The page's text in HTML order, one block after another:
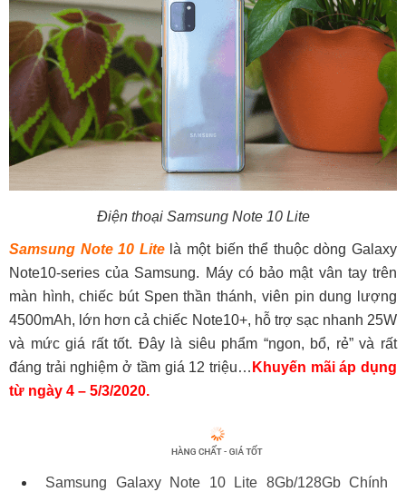
Điện thoại Samsung Note 10 Lite
Samsung Note 10 Litelà một biến thể thuộc dòng Galaxy
Note10-series của Samsung. Máy có bảo mật vân tay trên
màn hình, chiếc bút Spen thần thánh, viên pin dung lượng
4500mAh, lớn hơn cả chiếc Note10+, hỗ trợ sạc nhanh 25W
và mức giá rất tốt. Đây là siêu phẩm “ngon, bổ, rẻ” và rất
đáng trải nghiệm ở tầm giá 12 triệu… Khuyến mãi áp dụng
từ ngày 4 – 5/3/2020.
Samsung Galaxy Note 10 Lite 8Gb/128Gb Chính